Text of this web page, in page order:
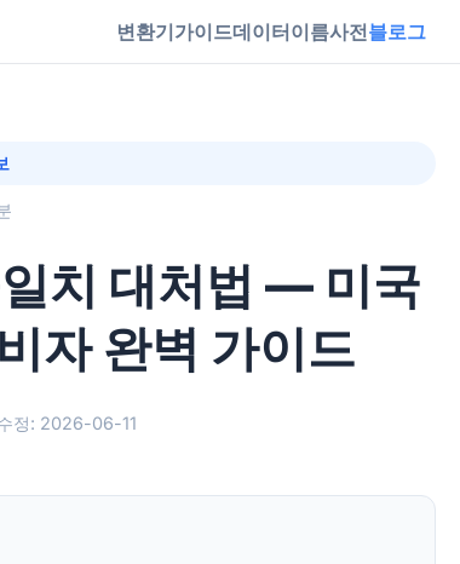
변환기가이드데이터이름사전블로그
치 대처법 — 미국
자 완벽 가이드
정: 2026-06-11